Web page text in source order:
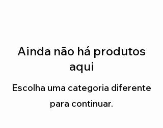
Ainda não há produtos
aqui
Escolha uma categoria diferente
para continuar.